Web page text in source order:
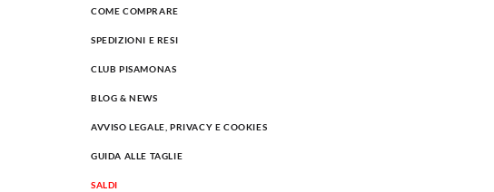
COME COMPRARE
SPEDIZIONI E RESI
CLUB PISAMONAS
BLOG & NEWS
AVVISO LEGALE, PRIVACY E COOKIES
GUIDA ALLE TAGLIE
SALDI